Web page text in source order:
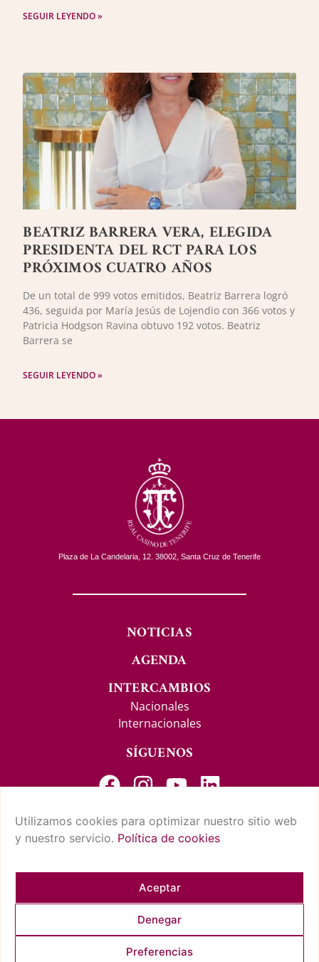
Utilizamos cookies para optimizar nuestro sitio web
y nuestro servicio. Política de cookies
Aceptar
Denegar
Preferencias
SEGUIR LEYENDO »
BEATRIZ BARRERA VERA, ELEGIDA
PRESIDENTA DEL RCT PARA LOS
PRÓXIMOS CUATRO AÑOS
De un total de 999 votos emitidos, Beatriz Barrera logró
436, seguida por María Jesús de Lojendio con 366 votos y
Patricia Hodgson Ravina obtuvo 192 votos. Beatriz
Barrera se
SEGUIR LEYENDO »
Plaza de La Candelaria, 12. 38002, Santa Cruz de Tenerife
NOTICIAS
AGENDA
INTERCAMBIOS
Nacionales
Internacionales
SÍGUENOS
CONTACTO Y SUGERENCIAS
AVISO LEGAL
CUMPLIMIENTO NORMATIVO
COPYRIGHT © 2026 REAL CASINO DE TENERIFE. TODOS LOS
DERECHOS RESERVADOS